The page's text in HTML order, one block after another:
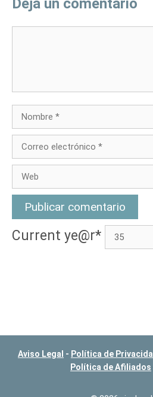
Nombre
Correo
electrónico
Web
Current ye@r*
Aviso Legal - Política de
Política de Afiliados